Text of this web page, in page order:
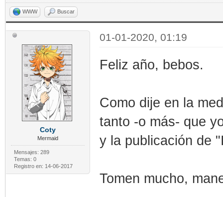
WWW Buscar
Coty
Mermaid
Mensajes: 289
Temas: 0
Registro en: 14-06-2017
01-01-2020, 01:19
Feliz año, bebos.
Como dije en la
tanto -o más- que
y la publicación de
Tomen mucho,